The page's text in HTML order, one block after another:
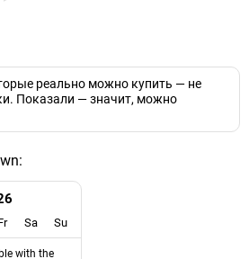
реально можно купить — не
Показали — значит, можно
Sa Su
with the